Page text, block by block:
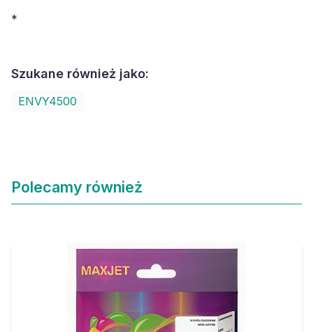
*
Szukane również jako:
ENVY4500
Polecamy również